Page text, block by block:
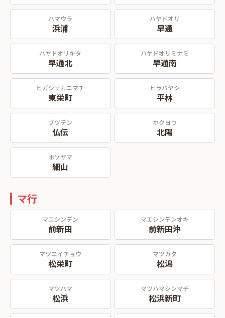
ハマウラ
浜浦
ハヤドオリ
早通
ハヤドオリキタ
早通北
ハヤドオリミナミ
早通南
ヒガシサカエマチ
東栄町
ヒラバヤシ
平林
ブツデン
仏伝
ホクヨウ
北陽
ホソヤマ
細山
マ行
マエシンデン
前新田
マエシンデンオキ
前新田沖
マツエイチョウ
松栄町
マツカタ
松潟
マツハマ
松浜
マツハマシンマチ
松浜新町